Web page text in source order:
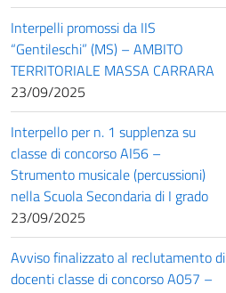
Interpelli promossi da IIS
“Gentileschi” (MS) – AMBITO
TERRITORIALE MASSA CARRARA
23/09/2025
Interpello per n. 1 supplenza su
classe di concorso AI56 –
Strumento musicale (percussioni)
nella Scuola Secondaria di I grado
23/09/2025
Avviso finalizzato al reclutamento di
docenti classe di concorso A057 –